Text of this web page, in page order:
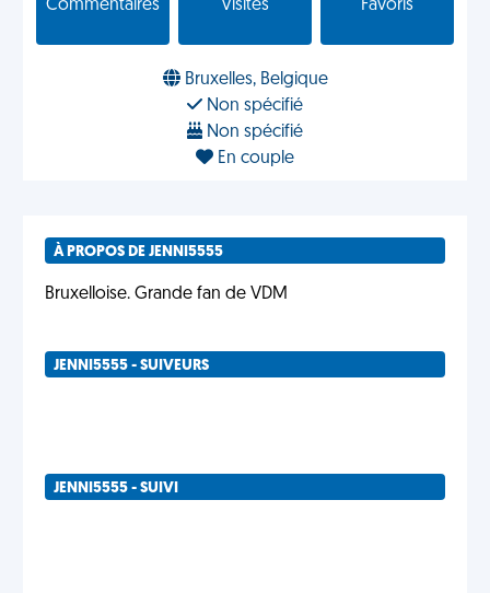
Commentaires
Visites
Favoris
Bruxelles, Belgique
Non spécifié
Non spécifié
En couple
À PROPOS DE JENNI5555
Bruxelloise. Grande fan de VDM
JENNI5555 - SUIVEURS
JENNI5555 - SUIVI